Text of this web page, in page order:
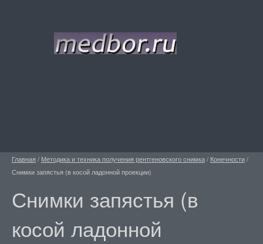
Главная / Методика и техника получения рентгеновского снимка/ Конечности/
Снимки запястья (в косой ладонной проекции)
Снимки запястья (в
косой ладонной